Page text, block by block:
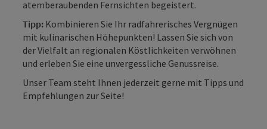
atemberaubenden Fernsichten begeistert.
Tipp: Kombinieren Sie Ihr radfahrerisches Vergnügen
mit kulinarischen Höhepunkten! Lassen Sie sich von
der Vielfalt an regionalen Köstlichkeiten verwöhnen
und erleben Sie eine unvergessliche Genussreise.
Unser Team steht Ihnen jederzeit gerne mit Tipps und
Empfehlungen zur Seite!